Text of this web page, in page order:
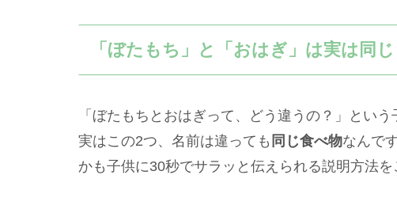
「ぼたもち」と「おはぎ」は実は同
「ぼたもちとおはぎって、どう違うの？」とい
実はこの2つ、名前は違っても 同じ食べ物なんで
かも子供に30秒でサラッと伝えられる説明方法を